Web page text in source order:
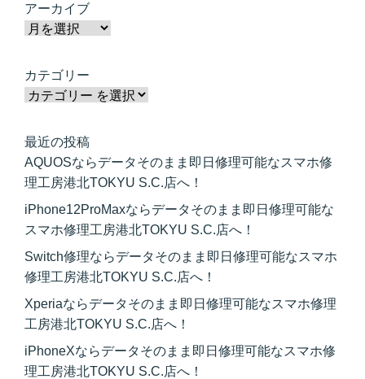
アーカイブ
カテゴリー
最近の投稿
AQUOSならデータそのまま即日修理可能なスマホ修
理工房港北TOKYU S.C.店へ！
iPhone12ProMaxならデータそのまま即日修理可能な
スマホ修理工房港北TOKYU S.C.店へ！
Switch修理ならデータそのまま即日修理可能なスマホ
修理工房港北TOKYU S.C.店へ！
Xperiaならデータそのまま即日修理可能なスマホ修理
工房港北TOKYU S.C.店へ！
iPhoneXならデータそのまま即日修理可能なスマホ修
理工房港北TOKYU S.C.店へ！